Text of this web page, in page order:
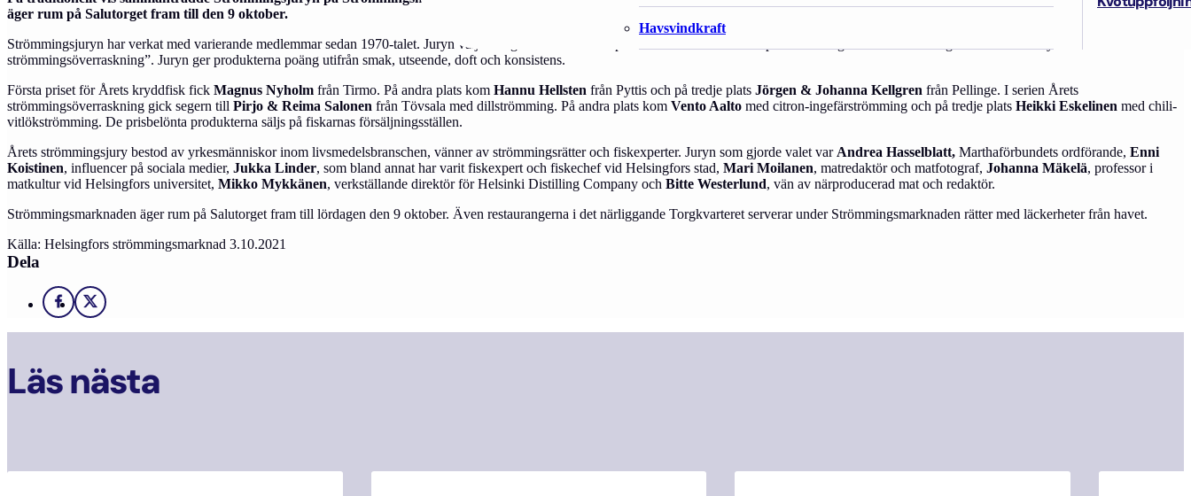
Havsvindkraft
äger rum på Salutorget fram till den 9 oktober.
Strömmingsjuryn har verkat med varierande medlemmar sedan 1970-talet. Juryn väljer årligen ut de tre bästa produkterna bland utbudet på Strömmingsmarknaden i kategorierna ”Årets kryddfisk” och ”Årets
strömmingsöverraskning”. Juryn ger produkterna poäng utifrån smak, utseende, doft och konsistens.
Första priset för Årets kryddfisk fick Magnus Nyholm från Tirmo. På andra plats kom Hannu Hellsten från Pyttis och på tredje plats Jörgen & Johanna Kellgren från Pellinge. I serien Årets
strömmingsöverraskning gick segern till Pirjo & Reima Salonen från Tövsala med dillströmming. På andra plats kom Vento Aalto med citron-ingefärströmming och på tredje plats Heikki Eskelinen med chili-
vitlökströmming. De prisbelönta produkterna säljs på fiskarnas försäljningsställen.
Årets strömmingsjury bestod av yrkesmänniskor inom livsmedelsbranschen, vänner av strömmingsrätter och fiskexperter. Juryn som gjorde valet var Andrea Hasselblatt, Marthaförbundets ordförande, Enni
Koistinen, influencer på sociala medier, Jukka Linder, som bland annat har varit fiskexpert och fiskechef vid Helsingfors stad, Mari Moilanen, matredaktör och matfotograf, Johanna Mäkelä, professor i
matkultur vid Helsingfors universitet, Mikko Mykkänen, verkställande direktör för Helsinki Distilling Company och Bitte Westerlund, vän av närproducerad mat och redaktör.
Strömmingsmarknaden äger rum på Salutorget fram till lördagen den 9 oktober. Även restaurangerna i det närliggande Torgkvarteret serverar under Strömmingsmarknaden rätter med läckerheter från havet.
Källa: Helsingfors strömmingsmarknad 3.10.2021
Dela
Facebook
X
Läs nästa